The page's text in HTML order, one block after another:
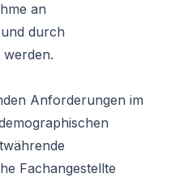
an
durch
werden.
Anforderungen im
Fachangestellte